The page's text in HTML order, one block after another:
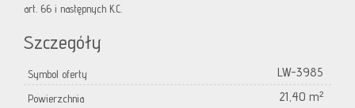
art. 66 i następnych K.C.
Szczegóły
Symbol oferty LW-3985
Powierzchnia 21,40 m²